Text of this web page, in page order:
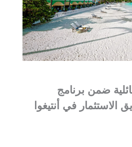
ضمن برنامج
في أنتيغوا